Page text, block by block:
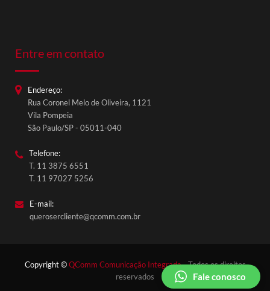
QComm Comunicação
Fale conosco
Fale conosco
Entre em contato
Endereço:
Rua Coronel Melo de Oliveira, 1121
Vila Pompeia
São Paulo/SP - 05011-040
Telefone:
T. 11 3875 6551
T. 11 97027 5256
E-mail:
querosercliente@qcomm.com.br
Copyright © QComm Comunicação Integrada- Todos os direitos
reservados